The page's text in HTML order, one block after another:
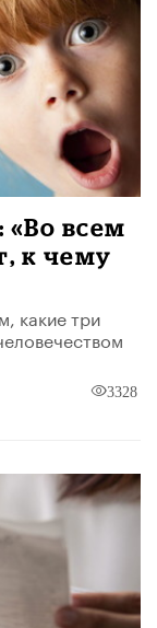
всем
к чему
какие три
3328